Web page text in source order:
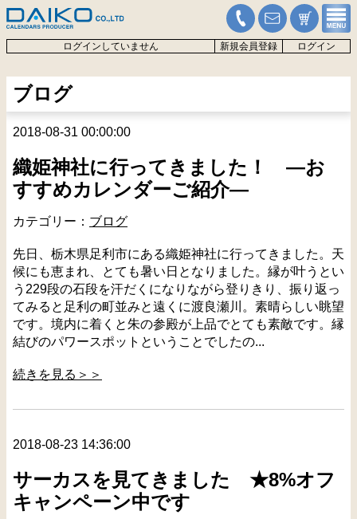
ログインしていません 新規会員登録 ログイン
ブログ
2018-08-31 00:00:00
織姫神社に行ってきました！ ―お
すすめカレンダーご紹介―
カテゴリー： ブログ
先日、栃木県足利市にある織姫神社に行ってきました。天
候にも恵まれ、とても暑い日となりました。縁が叶うとい
う229段の石段を汗だくになりながら登りきり、振り返っ
てみると足利の町並みと遠くに渡良瀬川。素晴らしい眺望
です。境内に着くと朱の参殿が上品でとても素敵です。縁
結びのパワースポットということでしたの...
続きを見る＞＞
2018-08-23 14:36:00
サーカスを見てきました ★8%オフ
キャンペーン中です